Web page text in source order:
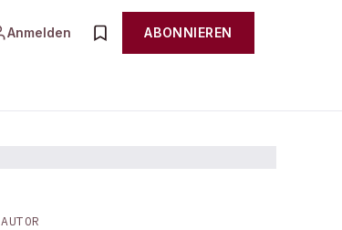
Anmelden ABONNIEREN
AUTOR